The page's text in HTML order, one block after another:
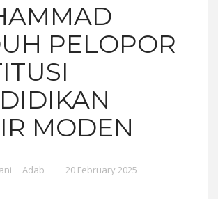
PELOPOR
MODEN
Adab
20 February 2025